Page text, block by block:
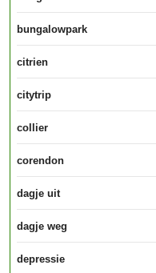
bungalowpark
citrien
citytrip
collier
corendon
dagje uit
dagje weg
depressie